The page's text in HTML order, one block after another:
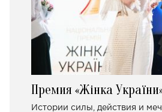
Премия «Жінка
Истории силы, действия и